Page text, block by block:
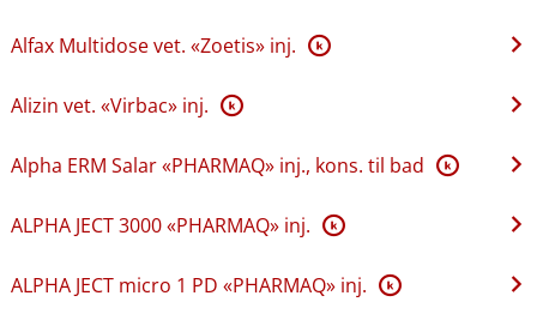
Alfax Multidose vet. «Zoetis» inj. K
Alizin vet. «Virbac» inj. K
Alpha ERM Salar «PHARMAQ» inj., kons. til bad K
ALPHA JECT 3000 «PHARMAQ» inj. K
ALPHA JECT micro 1 PD «PHARMAQ» inj. K